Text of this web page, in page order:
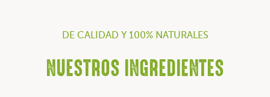
DE CALIDAD Y 100% NATURALES
NUESTROS INGREDIENTES